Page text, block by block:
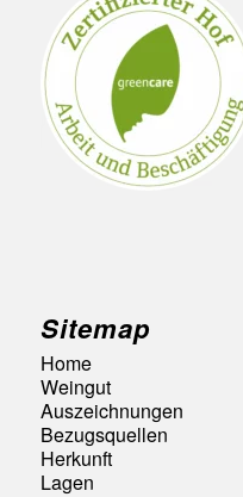
Sitemap
Home
Weingut
Auszeichnungen
Bezugsquellen
Herkunft
Lagen